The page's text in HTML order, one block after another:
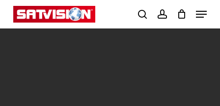
Skip
search
Menu